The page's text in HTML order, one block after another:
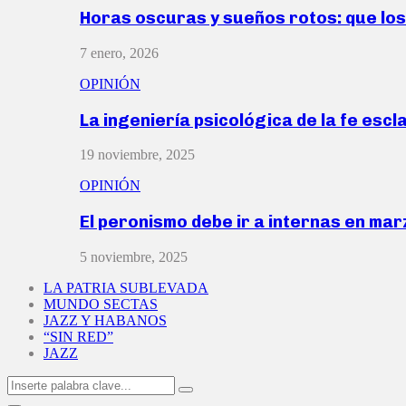
Horas oscuras y sueños rotos: que
7 enero, 2026
OPINIÓN
La ingeniería psicológica de la fe
19 noviembre, 2025
OPINIÓN
El peronismo debe ir a internas en
5 noviembre, 2025
LA PATRIA SUBLEVADA
MUNDO SECTAS
JAZZ Y HABANOS
“SIN RED”
JAZZ
Search
for:
Search